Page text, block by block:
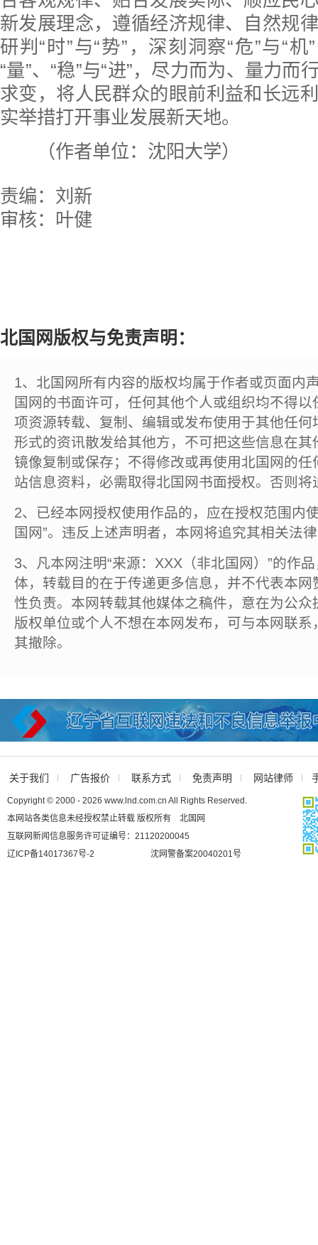
新发展理念，遵循经济规律、自然规
研判“时”与“势”，深刻洞察“危”与“机
“量”、“稳”与“进”，尽力而为、量力而
求变，将人民群众的眼前利益和长远
实举措打开事业发展新天地。
（作者单位：沈阳大学）
责编：刘新
审核：叶健
北国网版权与免责声明：
1、北国网所有内容的版权均属于作者或页面内
国网的书面许可，任何其他个人或组织均不得
项资源转载、复制、编辑或发布使用于其他任
形式的资讯散发给其他方，不可把这些信息在
镜像复制或保存；不得修改或再使用北国网的
站信息资料，必需取得北国网书面授权。否则将
2、已经本网授权使用作品的，应在授权范围内
国网”。违反上述声明者，本网将追究其相关法
3、凡本网注明“来源：XXX（非北国网）”的作
体，转载目的在于传递更多信息，并不代表本
性负责。本网转载其他媒体之稿件，意在为公
版权单位或个人不想在本网发布，可与本网联
其撤除。
关于我们 广告报价 联系方式 免责声明 网站律师
Copyright © 2000 - 2026 www.lnd.com.cn All Rights Reserved.
本网站各类信息未经授权禁止转载 版权所有 北国网
互联网新闻信息服务许可证编号：21120200045
辽ICP备14017367号-2
沈网警备案20040201号